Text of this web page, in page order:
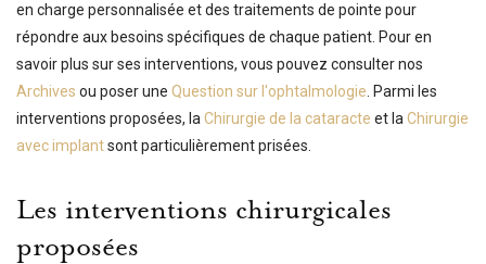
en charge personnalisée et des traitements de pointe pour
répondre aux besoins spécifiques de chaque patient. Pour en
savoir plus sur ses interventions, vous pouvez consulter nos
Archives ou poser une Question sur l'ophtalmologie . Parmi les
interventions proposées, la Chirurgie de la cataracte et la Chirurgie
avec implantsont particulièrement prisées.
Les interventions chirurgicales
proposées